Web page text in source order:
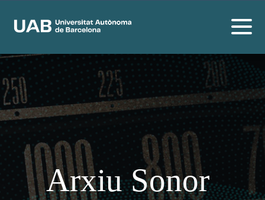
Arxiu Sonor